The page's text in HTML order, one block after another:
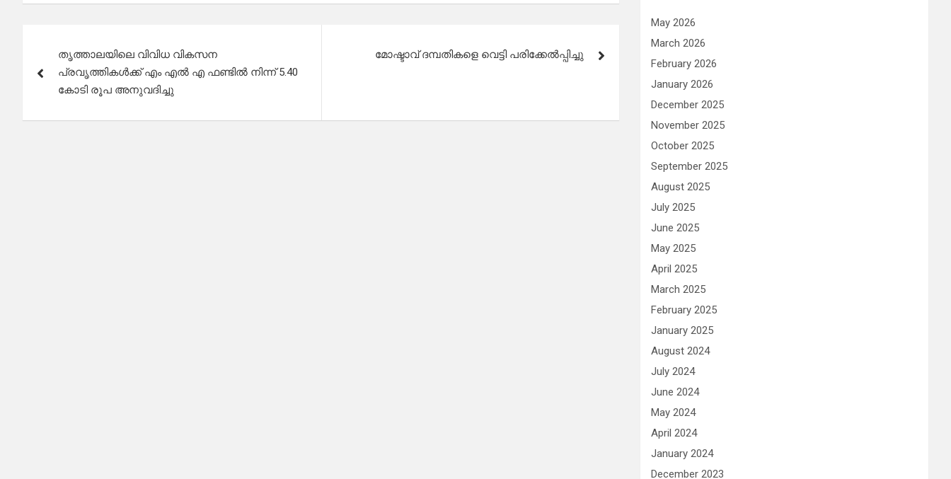
navigation
തൃത്താലയിലെ വിവിധ വികസന
പ്രവൃത്തികൾക്ക് എം എൽ എ ഫണ്ടിൽ നിന്ന് 5.40
കോടി രൂപ അനുവദിച്ചു
മോഷ്ടാവ് ദമ്പതികളെ വെട്ടി പരിക്കേൽപ്പിച്ചു
May 2026
March 2026
February 2026
January 2026
December 2025
November 2025
October 2025
September 2025
August 2025
July 2025
June 2025
May 2025
April 2025
March 2025
February 2025
January 2025
August 2024
July 2024
June 2024
May 2024
April 2024
January 2024
December 2023